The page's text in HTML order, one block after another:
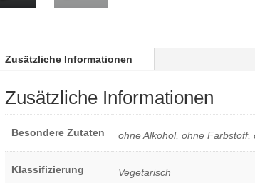
Zusätzliche Informationen
Zusätzliche Informationen
Besondere Zutaten ohne Alkohol, ohne
Klassifizierung Vegetarisch